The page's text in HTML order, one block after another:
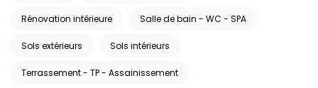
Rénovation intérieure Salle de bain - WC - SPA
Sols extérieurs Sols intérieurs
Terrassement - TP - Assainissement